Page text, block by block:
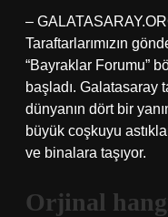
–
Taraftarlarımızın
“Bayraklar Forumu”
başladı. Galatasaray
dünyanın dört bir
büyük coşkuyu
ve binalara taşıyor.
Orjinal